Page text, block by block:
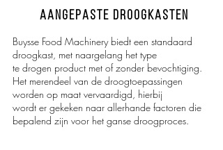
aangepaste droogkasten
Buysse Food Machinery biedt een standaard
droogkast, met naargelang het type
te drogen product met of zonder bevochtiging.
Het merendeel van de droogtoepassingen
worden op maat vervaardigd, hierbij
wordt er gekeken naar allerhande factoren die
bepalend zijn voor het ganse droogproces.